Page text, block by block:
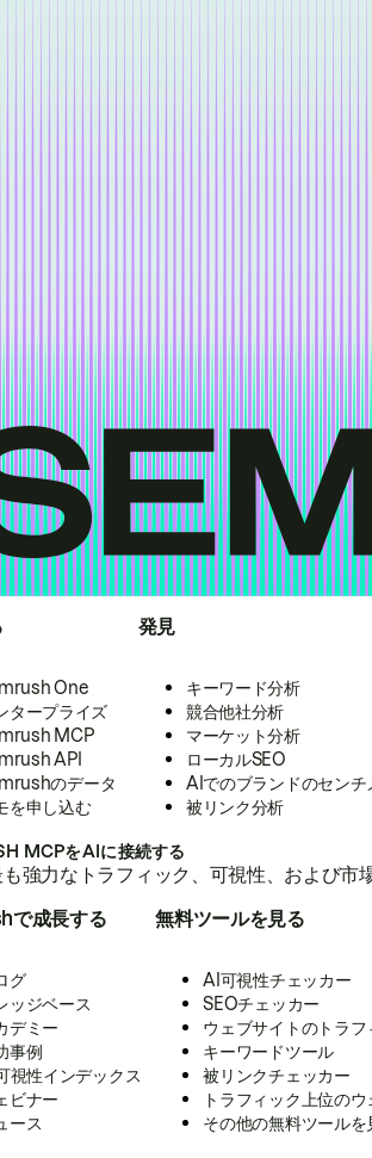
One
タープライズ
MCP
API
のデータ
を申し込む
発見
キーワード分析
競合他社分析
マーケット分析
ローカルSEO
AIでのブランドのセンチ
被リンク分析
MCPをAIに接続する
強力なトラフィック、可視性、および
で成長する
グ
ッジベース
デミー
事例
視性インデックス
ビナー
ース
無料ツールを見る
AI可視性チェッカー
SEOチェッカー
ウェブサイトのトラ
キーワードツール
被リンクチェッカー
トラフィック上位の
その他の無料ツールを